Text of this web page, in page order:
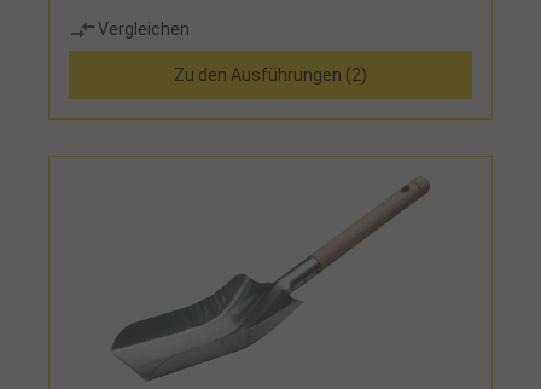
Nylonbesatzes
Vergleichen
Zu den Ausführungen (2)